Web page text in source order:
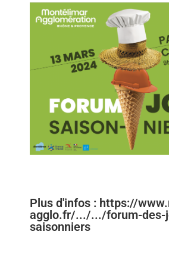
Plus d'infos : https://
agglo.fr/.../.../forum-des-
saisonniers